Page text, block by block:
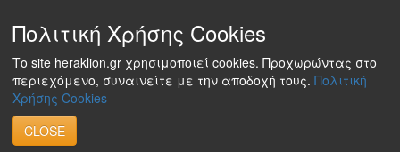
Πολιτική Χρήσης Cookies
Το site heraklion.gr χρησιμοποιεί cookies. Προχωρώντας στο
περιεχόμενο, συναινείτε με την αποδοχή τους. Πολιτική
Χρήσης Cookies
CLOSE